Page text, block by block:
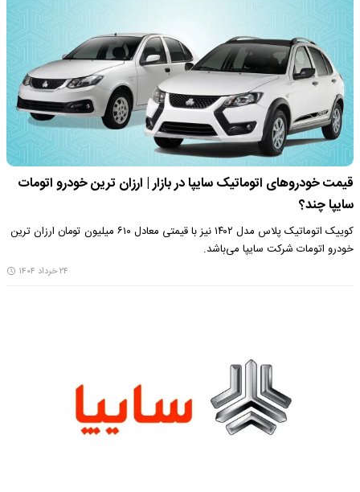
قیمت خودروهای اتوماتیک سایپا در بازار | ارزان ترین خودرو اتومات
سایپا چند؟
کوییک اتوماتیک پلاس مدل ۱۴۰۲ نیز با قیمتی معادل ۶۱۰ میلیون تومان ارزان ترین
خودرو اتومات شرکت سایپا می‌باشد.
۲۴ خرداد ۱۴۰۴